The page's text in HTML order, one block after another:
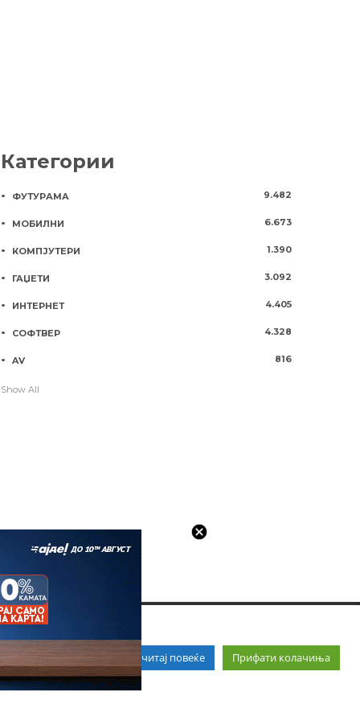
Категории
ФУТУРАМА 9.482
МОБИЛНИ 6.673
КОМПЈУТЕРИ 1.390
ГАЏЕТИ 3.092
ИНТЕРНЕТ 4.405
СОФТВЕР 4.328
AV 816
Show All
Прочитај повеќе Прифати колачиња